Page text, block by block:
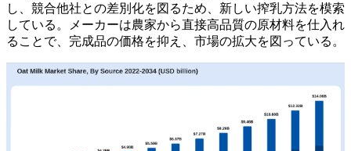
し、競合他社との差別化を図るため、新しい搾乳方法を模索
している。メーカーは農家から直接高品質の原材料を仕入れ
ることで、完成品の価格を抑え、市場の拡大を図っている。